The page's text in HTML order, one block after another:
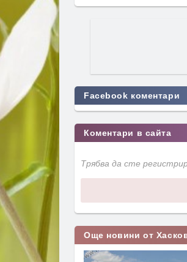
Facebook коментари
Коментари в сайта
Трябва да сте
Още новини от